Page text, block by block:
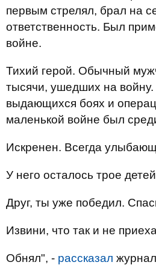
первым стрелял, брал на
ответственность. Был
войне.
Тихий герой. Обычный
тысячи, ушедших на
выдающихся боях и
маленькой войне был
Искренен. Всегда
У него осталось трое
Друг, ты уже победил.
Извини, что так и не
Обнял", - рассказал